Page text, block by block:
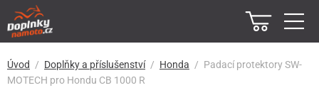
Úvod Doplňky a příslušenství Honda
Padací protektory SW-
MOTECH pro Hondu CB 1000 R